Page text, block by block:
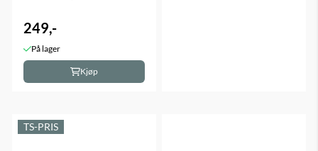
249,-
På lager
Kjøp